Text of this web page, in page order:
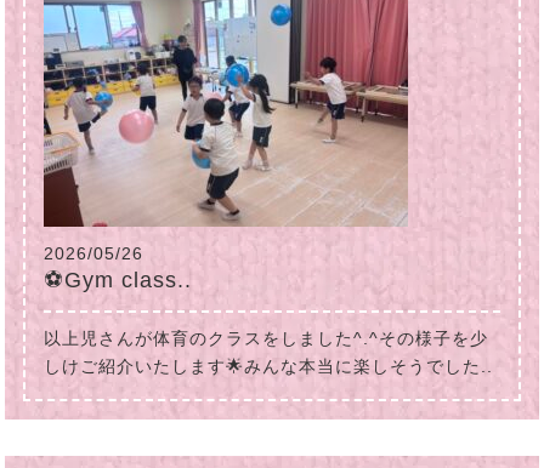
2026/05/26
⚽Gym class..
以上児さんが体育のクラスをしました^.^その様子を少
しけご紹介いたします🌟みんな本当に楽しそうでした..